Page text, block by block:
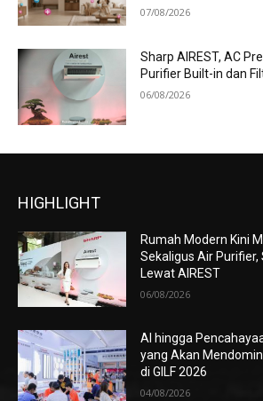
07/08/2026
Sharp AIREST, AC
Purifier Built-in dan
06/08/2026
HIGHLIGHT
Rumah Modern Kini
Sekaligus Air
Lewat AIREST
06/08/2026
AI hingga
yang Akan
di GILF 2026
04/08/2026